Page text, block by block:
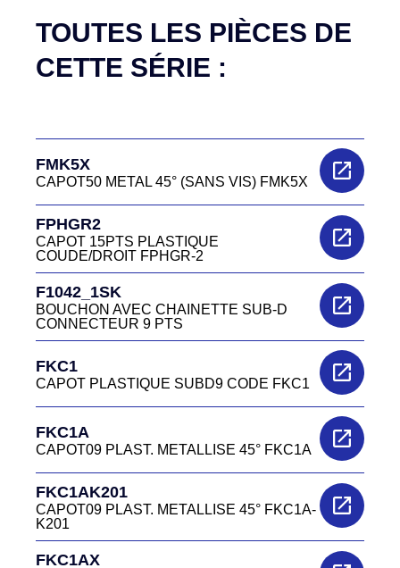
TOUTES LES PIÈCES DE
CETTE SÉRIE :
FMK5X
CAPOT50 METAL 45° (SANS VIS) FMK5X
FPHGR2
CAPOT 15PTS PLASTIQUE
COUDE/DROIT FPHGR-2
F1042_1SK
BOUCHON AVEC CHAINETTE SUB-D
CONNECTEUR 9 PTS
FKC1
CAPOT PLASTIQUE SUBD9 CODE FKC1
FKC1A
CAPOT09 PLAST. METALLISE 45° FKC1A
FKC1AK201
CAPOT09 PLAST. METALLISE 45° FKC1A-
K201
FKC1AX